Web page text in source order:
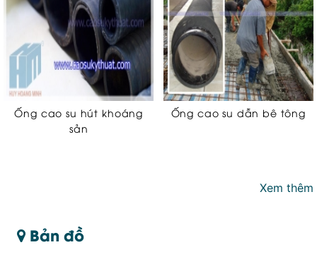
Ống cao su hút khoáng
sản
Ống cao su dẫn bê tông
Xem thêm
Bản đồ